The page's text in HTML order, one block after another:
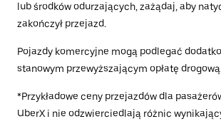
lub środków odurzających, zażądaj, aby
zakończył przejazd.
Pojazdy komercyjne mogą podlegać
stanowym przewyższającym opłatę drogową.
*Przykładowe ceny przejazdów dla
UberX i nie odzwierciedlają różnic